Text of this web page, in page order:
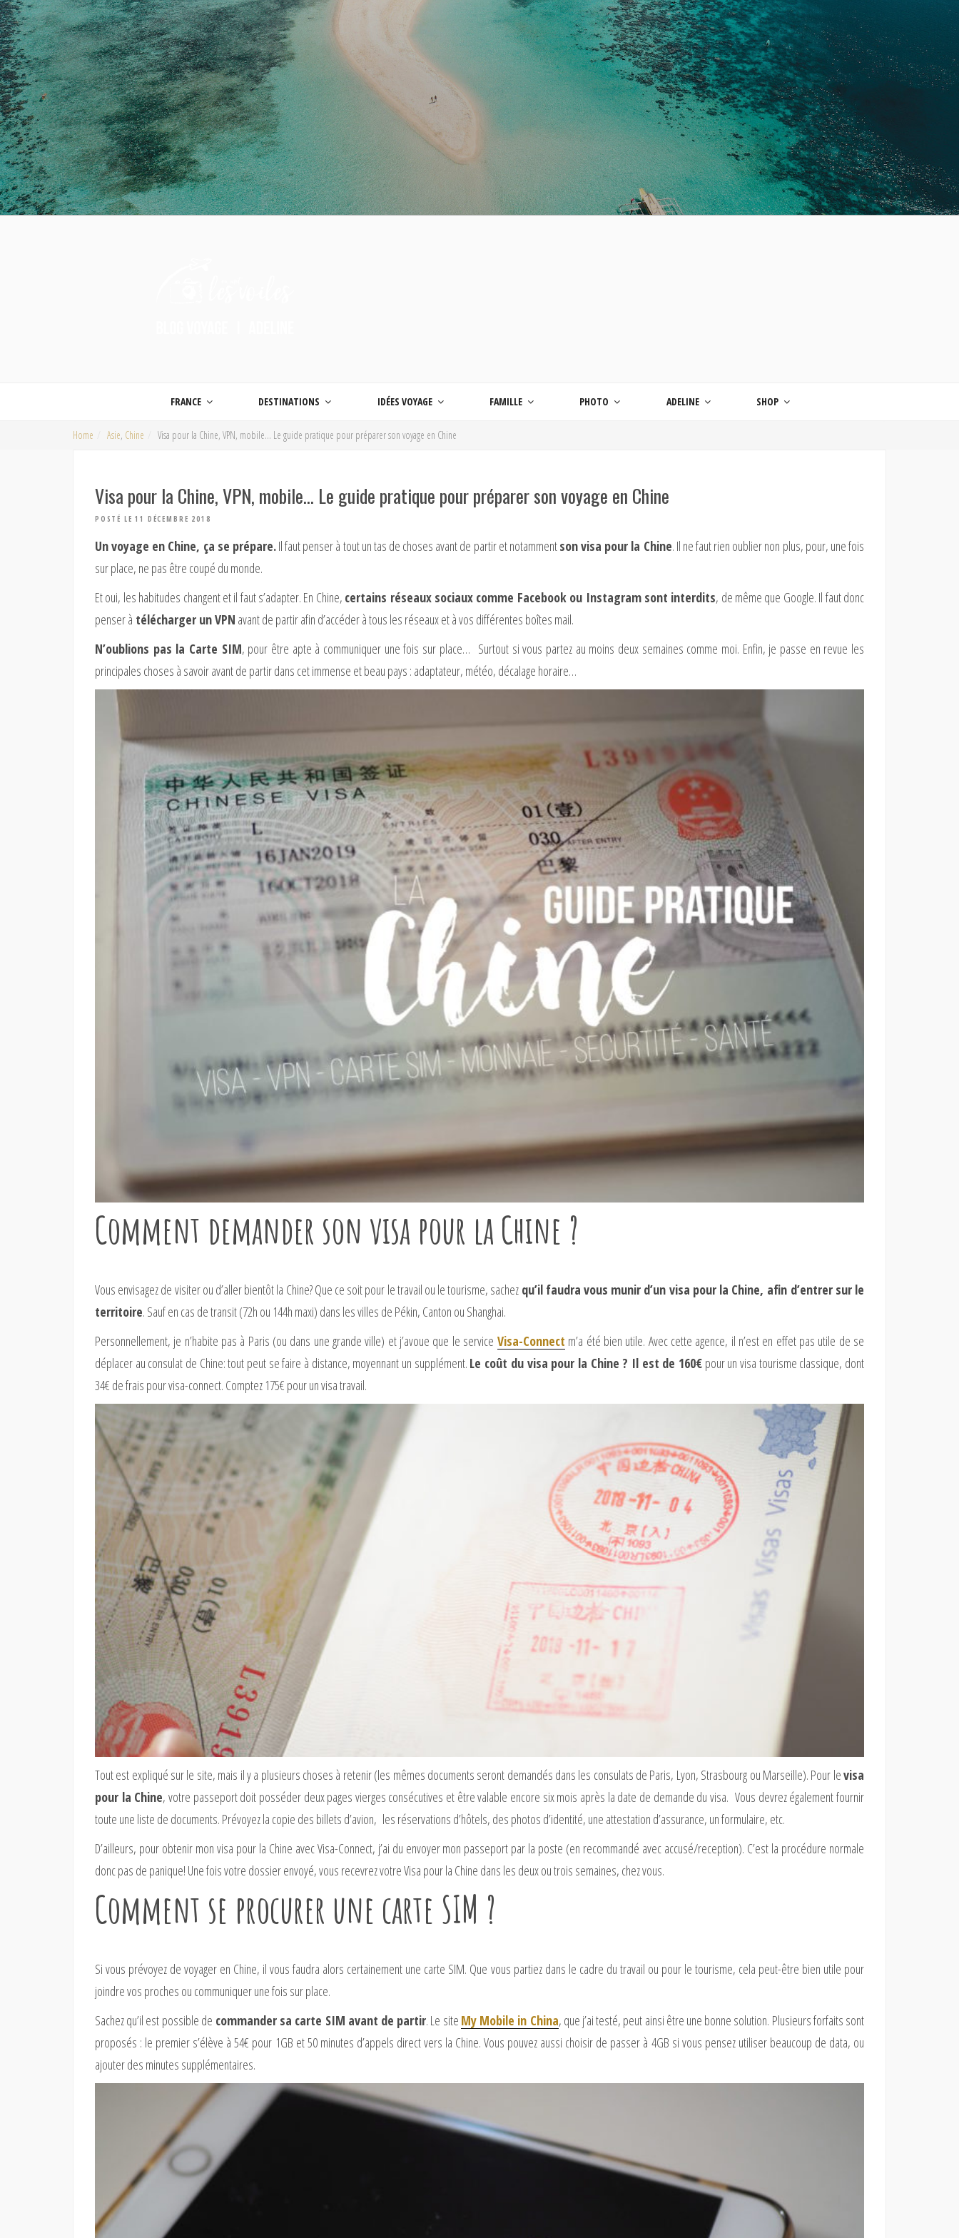
FRANCE DESTINATIONS IDÉES VOYAGE FAMILLE PHOTO ADELINE SHOP
Home Asie, Chine Visa pour la Chine, VPN, mobile… Le guide pratique pour préparer son voyage en Chine
Visa pour la Chine, VPN, mobile… Le guide pratique pour préparer son voyage en Chine
POSTÉ LE 11 DÉCEMBRE 2018
Un voyage en Chine, ça se prépare.Il faut penser à tout un tas de choses avant de partir et notammentson visa pour la Chine. Il ne faut rien oublier non plus, pour, une fois
sur place, ne pas être coupé du monde.
Et oui, les habitudes changent et il faut s’adapter. En Chine, certains réseaux sociaux comme Facebook ou Instagram sont interdits, de même que Google. Il faut donc
penser à télécharger un VPN avant de partir afin d’accéder à tous les réseaux et à vos différentes boîtes mail.
N’oublions pas la Carte SIM, pour être apte à communiquer une fois sur place… Surtout si vous partez au moins deux semaines comme moi. Enfin, je passe en revue les
principales choses à savoir avant de partir dans cet immense et beau pays : adaptateur, météo, décalage horaire…
Comment demander son visa pour la Chine ?
Vous envisagez de visiter ou d’aller bientôt la Chine? Que ce soit pour le travail ou le tourisme, sachez qu’il faudra vous munir d’un visa pour la Chine, afin d’entrer sur le
territoire. Sauf en cas de transit (72h ou 144h maxi) dans les villes de Pékin, Canton ou Shanghai.
Personnellement, je n’habite pas à Paris (ou dans une grande ville) et j’avoue que le service Visa-Connect m’a été bien utile. Avec cette agence, il n’est en effet pas utile de se
déplacer au consulat de Chine: tout peut se faire à distance, moyennant un supplément. Le coût du visa pour la Chine ? Il est de 160€pour un visa tourisme classique, dont
34€ de frais pour visa-connect. Comptez 175€ pour un visa travail.
Tout est expliqué sur le site, mais il y a plusieurs choses à retenir (les mêmes documents seront demandés dans les consulats de Paris, Lyon, Strasbourg ou Marseille). Pour levisa
pour la Chine, votre passeport doit posséder deux pages vierges consécutives et être valable encore six mois après la date de demande du visa. Vous devrez également fournir
toute une liste de documents. Prévoyez la copie des billets d’avion, les réservations d’hôtels, des photos d’identité, une attestation d’assurance, un formulaire, etc.
D’ailleurs, pour obtenir mon visa pour la Chine avec Visa-Connect, j’ai du envoyer mon passeport par la poste (en recommandé avec accusé/reception). C’est la procédure normale
donc pas de panique! Une fois votre dossier envoyé, vous recevrez votre Visa pour la Chine dans les deux ou trois semaines, chez vous.
Comment se procurer une carte SIM ?
Si vous prévoyez de voyager en Chine, il vous faudra alors certainement une carte SIM. Que vous partiez dans le cadre du travail ou pour le tourisme, cela peut-être bien utile pour
joindre vos proches ou communiquer une fois sur place.
Sachez qu’il est possible de commander sa carte SIM avant de partir. Le site My Mobile in China, que j’ai testé, peut ainsi être une bonne solution. Plusieurs forfaits sont
proposés : le premier s’élève à 54€ pour 1GB et 50 minutes d’appels direct vers la Chine. Vous pouvez aussi choisir de passer à 4GB si vous pensez utiliser beaucoup de data, ou
ajouter des minutes supplémentaires.